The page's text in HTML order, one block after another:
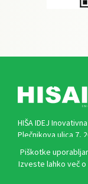
HIŠA IDEJ
Plečnikova ulica 7,
Piškotke
Izveste lahko več